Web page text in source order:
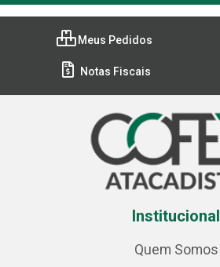
Meus Pedidos
Notas Fiscais
Institucional
Quem Somos